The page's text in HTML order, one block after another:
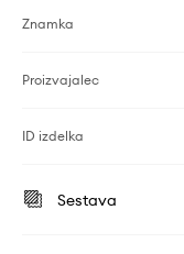
Znamka
Proizvajalec
ID izdelka
Sestava